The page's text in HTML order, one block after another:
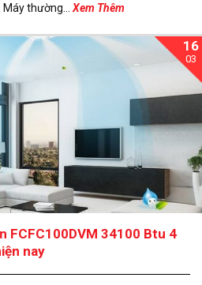
thường... Xem Thêm
16
03
FCFC100DVM 34100 Btu 4
nay